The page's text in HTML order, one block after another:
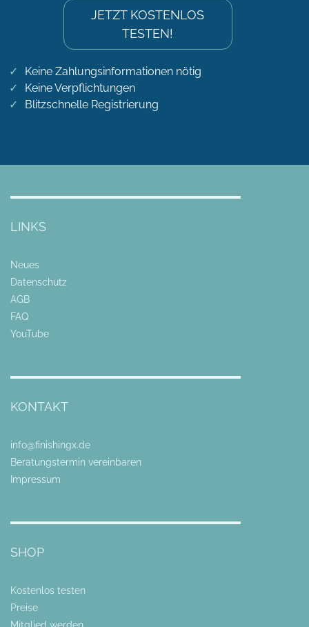
JETZT KOSTENLOS
TESTEN!
Keine Zahlungsinformationen nötig
Keine Verpflichtungen
Blitzschnelle Registrierung
LINKS
Neues
Datenschutz
AGB
FAQ
YouTube
KONTAKT
info@finishingx.de
Beratungstermin vereinbaren
Impressum
SHOP
Kostenlos testen
Preise
Mitglied werden